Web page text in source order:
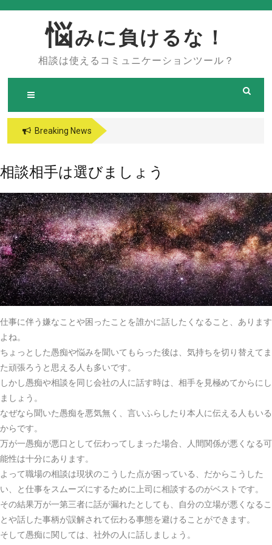
悩みに負けるな！
相談は使えるコミュニケーションツール？
Breaking News
相談相手は選びましょう
仕事に伴う嫌なことや困ったことを誰かに話したくなること、あります
よね。
ちょっとした愚痴や悩みを聞いてもらった後は、気持ちを切り替えてま
た頑張ろうと思える人も多いです。
しかし愚痴や相談を同じ会社の人に話す時は、相手を見極めてからにし
ましょう。
なぜなら聞いた愚痴を悪気無く、言いふらしたり本人に伝える人もいる
からです。
万が一愚痴が悪口として伝わってしまった場合、人間関係が悪くなる可
能性は十分にあります。
よって職場の相談は現状のこうした点が困っている、だからこうした
い、と仕事をスムーズにするために上司に相談するのがベストです。
その結果万が一第三者に話が漏れたとしても、自分の立場が悪くなるこ
とや話した事柄が誤解されて伝わる事態を避けることができます。
そして愚痴に関しては、社外の人に話しましょう。